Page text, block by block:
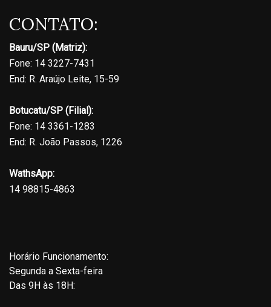
CONTATO:
Bauru/SP (Matriz):
Fone: 14 3227-7431
End: R. Araújo Leite, 15-59
Botucatu/SP (Filial):
Fone: 14 3361-1283
End: R. João Passos, 1226
WathsApp:
14 98815-4863
Horário Funcionamento:
Segunda a Sexta-feira
Das 9H às 18H: